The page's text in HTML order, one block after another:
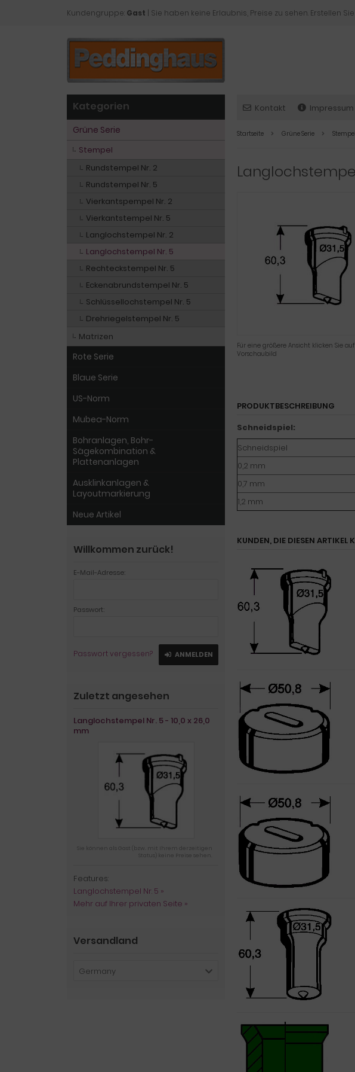
Kundengruppe: Gast | Sie haben keine Erlaubnis, Preise zu sehen. Erstellen
Kontakt Impressum
Startseite Grüne Serie Stempel
Für eine größere Ansicht klicken Sie
Vorschaubild
PRODUKTBESCHREIBUNG
Schneidspiel:
Schneidspiel
0,2 mm
0,7 mm
1,2 mm
KUNDEN, DIE DIESEN ARTIKEL
Kategorien
Grüne Serie
Stempel
Rundstempel Nr. 2
Rundstempel Nr. 5
Vierkantspempel Nr. 2
Vierkantstempel Nr. 5
Langlochstempel Nr. 2
Langlochstempel Nr. 5
Rechteckstempel Nr. 5
Eckenabrundstempel Nr. 5
Schlüssellochstempel Nr. 5
Drehriegelstempel Nr. 5
Matrizen
Rote Serie
Blaue Serie
US-Norm
Mubea-Norm
Bohranlagen, Bohr-
Sägekombination &
Plattenanlagen
Ausklinkanlagen &
Layoutmarkierung
Neue Artikel
Willkommen zurück!
E-Mail-Adresse:
Passwort:
Passwort vergessen? ANMELDEN
Zuletzt angesehen
Langlochstempel Nr. 5 - 10,0 x 26,0
mm
Sie können als Gast (bzw. mit Ihrem derzeitigen
Status) keine Preise sehen.
Features:
Langlochstempel Nr. 5 »
Mehr auf Ihrer privaten Seite »
Versandland
Germany